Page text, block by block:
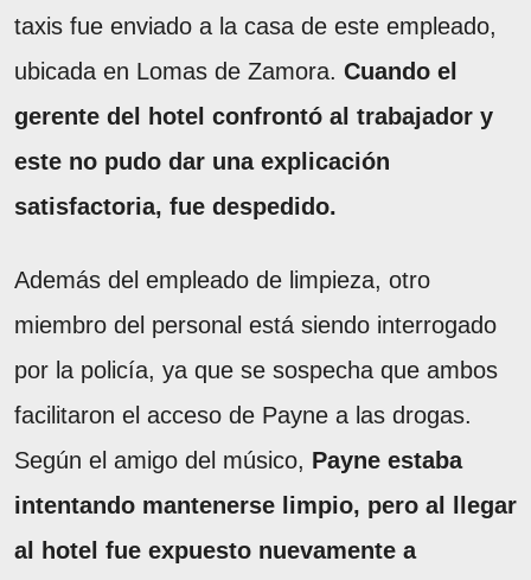
taxis fue enviado a la casa de este empleado,
ubicada en Lomas de Zamora. Cuando el
gerente del hotel confrontó al trabajador y
este no pudo dar una explicación
satisfactoria, fue despedido.
Además del empleado de limpieza, otro
miembro del personal está siendo interrogado
por la policía, ya que se sospecha que ambos
facilitaron el acceso de Payne a las drogas.
Según el amigo del músico, Payne estaba
intentando mantenerse limpio, pero al llegar
al hotel fue expuesto nuevamente a